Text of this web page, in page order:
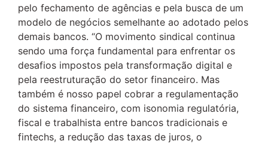
pelo fechamento de agências e pela busca de um
modelo de negócios semelhante ao adotado pelos
demais bancos. “O movimento sindical continua
sendo uma força fundamental para enfrentar os
desafios impostos pela transformação digital e
pela reestruturação do setor financeiro. Mas
também é nosso papel cobrar a regulamentação
do sistema financeiro, com isonomia regulatória,
fiscal e trabalhista entre bancos tradicionais e
fintechs, a redução das taxas de juros, o